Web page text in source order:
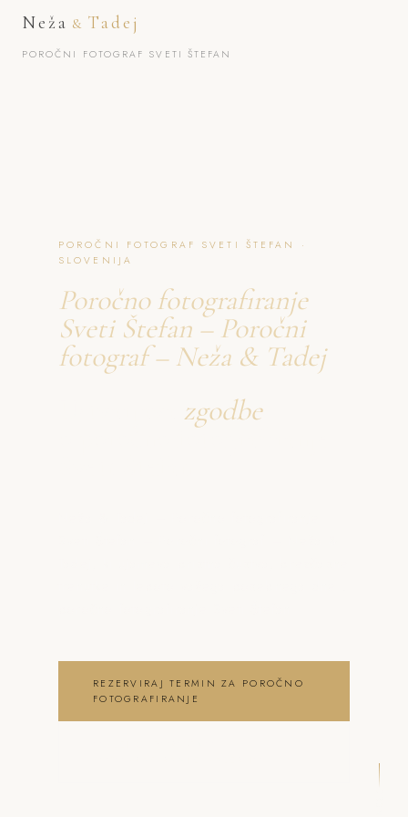
Neža & Tadej
POROČNI FOTOGRAF SVETI ŠTEFAN
POROČNI FOTOGRAF SVETI ŠTEFAN ·
SLOVENIJA
Poročno fotografiranje
Sveti Štefan – Poročni
fotograf – Neža & Tadej
zgodbe
o poročno fotografiranje
REZERVIRAJ TERMIN ZA POROČNO
FOTOGRAFIRANJE